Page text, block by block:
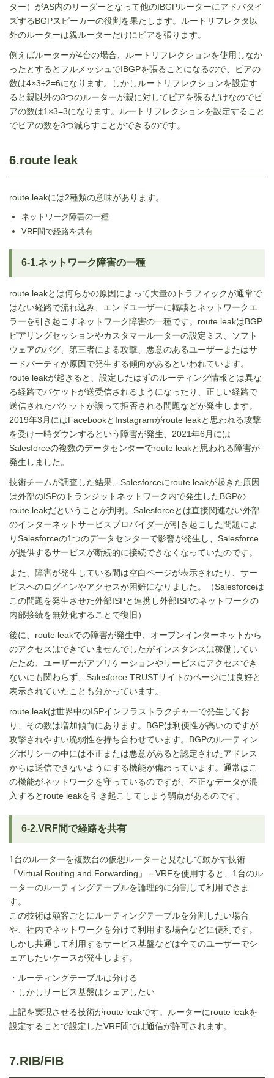
ター）がAS内のリーダーとなって他のIBGPルーターにアドバタイ
ズするBGPスピーカーの役割を果たします。ルートリフレクタ以
外のルーターは親ルーターだけにピアを張ります。
例えばルーターが4台の場合、ルートリフレクションを使用しなか
ったとするとフルメッシュでIBGPを張ることになるので、ピアの
数は4×3÷2=6になります。しかしルートリフレクションを設定す
ると親以外の3つのルーターが親に対してピアを張るだけなのでピ
アの数は1×3=3になります。ルートリフレクションを設定すること
でピアの数を3つ減らすことができるのです。
6.route leak
route leakには2種類の意味があります。
ネットワーク障害の一種
VRF間で経路を共有
6-1.ネットワーク障害の一種
route leakとは何らかの原因によって大量のトラフィックが通常で
はない経路で流れ込み、エンドユーザーに輻輳とネットワークエ
ラーを引き起こすネットワーク障害の一種です。route leakはBGP
ピアリングセッションやカスタマールーターの設定ミス、ソフト
ウェアのバグ、第三者による攻撃、悪意のあるユーザーまたはサ
ードパーティが原因で発生する傾向があるといわれています。
route leakが起きると、設定したはずのルーティング情報とは異な
る経路でパケットが送受信されるようになったり、正しい経路で
送信されたパケットが誤って拒否される問題などが発生します。
2019年3月にはFacebookとInstagramがroute leakと思われる攻撃
を受け一時ダウンするという障害が発生、2021年6月には
Salesforceの複数のデータセンターでroute leakと思われる障害が
発生しました。
技術チームが調査した結果、Salesforceにroute leakが起きた原因
は外部のISPのトランジットネットワーク内で発生したBGPの
route leakだということが判明。Salesforceとは直接関連ない外部
のインターネットサービスプロバイダーが引き起こした問題によ
りSalesforceの1つのデータセンターで影響が発生し、Salesforce
が提供するサービスが断続的に接続できなくなっていたのです。
また、障害が発生している間は空白ページが表示されたり、サー
ビスへのログインやアクセスが困難になりました。（Salesforceは
この問題を発生させた外部ISPと連携し外部ISPのネットワークの
内部接続を無効化することで復旧）
後に、route leakでの障害が発生中、オープンインターネットから
のアクセスはできていませんでしたがインスタンスは稼働してい
たため、ユーザーがアプリケーションやサービスにアクセスでき
ないにも関わらず、Salesforce TRUSTサイトのページには良好と
表示されていたことも分かっています。
route leakは世界中のISPインフラストラクチャーで発生してお
り、その数は増加傾向にあります。BGPは利便性が高いのですが
攻撃されやすい脆弱性を持ち合わせています。BGPのルーティン
グポリシーの中には不正または悪意があると認定されたアドレス
からは送信できないようにする機能が備わっています。通常はこ
の機能がネットワークを守っているのですが、不正なデータが混
入するとroute leakを引き起こしてしまう弱点があるのです。
6-2.VRF間で経路を共有
1台のルーターを複数台の仮想ルーターと見なして動かす技術
「Virtual Routing and Forwarding」＝VRFを使用すると、1台のル
ーターのルーティングテーブルを論理的に分割して利用できま
す。
この技術は顧客ごとにルーティングテーブルを分割したい場合
や、社内でネットワークを分けて利用する場合などに便利です。
しかし共通して利用するサービス基盤などは全てのユーザーでシ
ェアしたいケースが発生します。
・ルーティングテーブルは分ける
・しかしサービス基盤はシェアしたい
上記を実現させる技術がroute leakです。ルーターにroute leakを
設定することで設定したVRF間では通信が許可されます。
7.RIB/FIB